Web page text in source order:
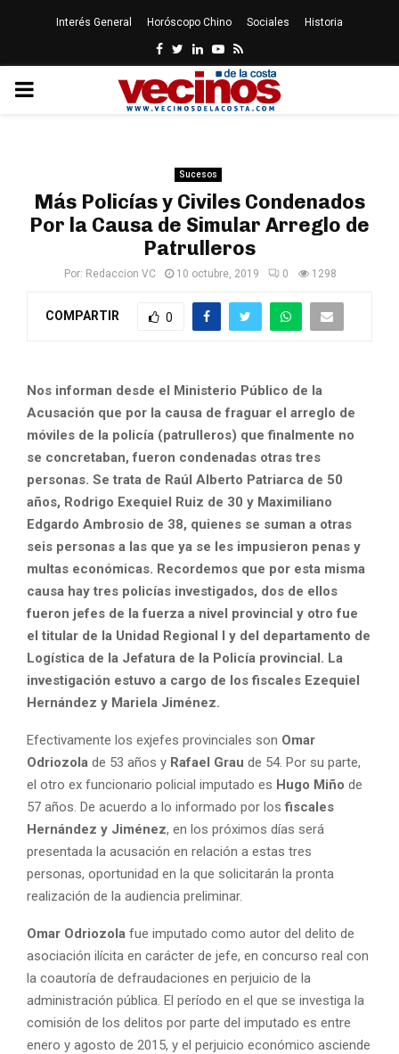
Interés General Horóscopo Chino Sociales Historia
Facebook
Twitter
LinkedinYoutube
Rss
PRIMARY
Sucesos
Más Policías y Civiles Condenados
Por la Causa de Simular Arreglo de
Patrulleros
Por: Redaccion VC 10 octubre, 2019 0 1298
COMPARTIR 0
Nos informan desde el Ministerio Público de la
Acusación que por la causa de fraguar el arreglo de
móviles de la policía (patrulleros) que finalmente no
se concretaban, fueron condenadas otras tres
personas. Se trata de Raúl Alberto Patriarca de 50
años, Rodrigo Exequiel Ruiz de 30 y Maximiliano
Edgardo Ambrosio de 38, quienes se suman a otras
seis personas a las que ya se les impusieron penas y
multas económicas. Recordemos que por esta misma
causa hay tres policías investigados, dos de ellos
fueron jefes de la fuerza a nivel provincial y otro fue
el titular de la Unidad Regional I y del departamento de
Logística de la Jefatura de la Policía provincial. La
investigación estuvo a cargo de los fiscales Ezequiel
Hernández y Mariela Jiménez.
Efectivamente los exjefes provinciales son Omar
Odriozola de 53 años y Rafael Grau de 54. Por su parte,
el otro ex funcionario policial imputado es Hugo Miño de
57 años. De acuerdo a lo informado por losfiscales
Hernández y Jiménez, en los próximos días será
presentada la acusación en relación a estas tres
personas, oportunidad en la que solicitarán la pronta
realización de la audiencia preliminar.
Omar Odriozola fue imputado como autor del delito de
asociación ilícita en carácter de jefe, en concurso real con
la coautoría de defraudaciones en perjuicio de la
administración pública. El período en el que se investiga la
comisión de los delitos por parte del imputado es entre
enero y agosto de 2015, y el perjuicio económico asciende